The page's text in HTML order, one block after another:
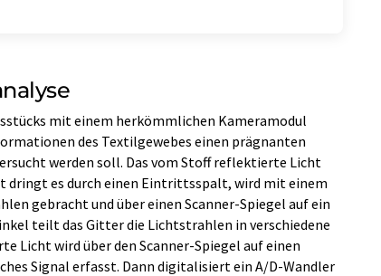
mit einem herkömmlichen Kameramodul
des Textilgewebes einen prägnanten
werden soll. Das vom Stoff reflektierte Licht
dringt es durch einen Eintrittsspalt, wird mit einem
gebracht und über einen Scanner-Spiegel auf ein
teilt das Gitter die Lichtstrahlen in verschiedene
Licht wird über den Scanner-Spiegel auf einen
Signal erfasst. Dann digitalisiert ein A/D-Wandler